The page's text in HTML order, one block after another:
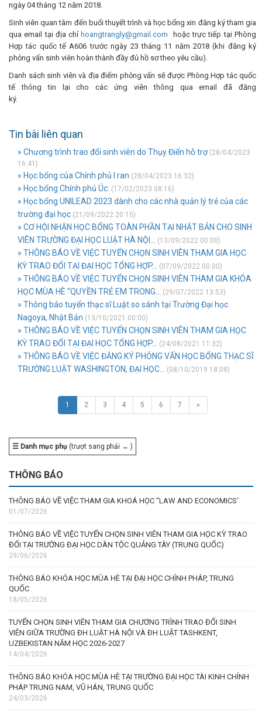
ngày 04 tháng 12 năm 2018.
Sinh viên quan tâm đến buổi thuyết trình và học bổng xin đăng ký tham gia
qua email tại địa chỉ hoangtrangly@gmail.com hoặc trực tiếp tại Phòng
Hợp tác quốc tế A606 trước ngày 23 tháng 11 năm 2018 (khi đăng ký
phỏng vấn sinh viên hoàn thành đầy đủ hồ sơ theo yêu cầu).
Danh sách sinh viên và địa điểm phỏng vấn sẽ được Phòng Hợp tác quốc
tế thông tin lại cho các ứng viên thông qua email đã đăng
ký.
Tin bài liên quan
» Chương trình trao đổi sinh viên do Thụy Điển hỗ trợ(28/04/2023
16:41)
» Học bổng của Chính phủ I ran (28/04/2023 16:32)
» Học bổng Chính phủ Úc: (17/02/2023 08:16)
» Học bổng UNILEAD 2023 dành cho các nhà quản lý trẻ của các
trường đại học (21/09/2022 20:15)
» CƠ HỘI NHẬN HỌC BỔNG TOÀN PHẦN TẠI NHẬT BẢN CHO SINH
VIÊN TRƯỜNG ĐẠI HỌC LUẬT HÀ NỘI...
(13/09/2022 00:00)
» THÔNG BÁO VỀ VIỆC TUYỂN CHỌN SINH VIÊN THAM GIA HỌC
KỲ TRAO ĐỔI TẠI ĐẠI HỌC TỔNG HỢP...
(07/09/2022 00:00)
» THÔNG BÁO VỀ VIỆC TUYỂN CHỌN SINH VIÊN THAM GIA KHÓA
HỌC MÙA HÈ “QUYỀN TRẺ EM TRONG...
(29/07/2022 13:53)
» Thông báo tuyển thạc sĩ Luật so sánh tại Trường Đại học
Nagoya, Nhật Bản (13/10/2021 00:00)
» THÔNG BÁO VỀ VIỆC TUYỂN CHỌN SINH VIÊN THAM GIA HỌC
KỲ TRAO ĐỔI TẠI ĐẠI HỌC TỔNG HỢP...
(24/08/2021 11:32)
» THÔNG BÁO VỀ VIỆC ĐĂNG KÝ PHỎNG VẤN HỌC BỔNG THẠC SĨ
TRƯỜNG LUẬT WASHINGTON, ĐẠI HỌC...
(08/10/2019 18:08)
1 2 3 4 5 6 7 »
☰ Danh mục phụ (trượt sang phải → )
THÔNG BÁO
THÔNG BÁO VỀ VIỆC THAM GIA KHOÁ HỌC “LAW AND ECONOMICS’
01/07/2026
THÔNG BÁO VỀ VIỆC TUYỂN CHỌN SINH VIÊN THAM GIA HỌC KỲ TRAO
ĐỔI TẠI TRƯỜNG ĐẠI HỌC DÂN TỘC QUẢNG TÂY (TRUNG QUỐC)
29/06/2026
THÔNG BÁO KHÓA HỌC MÙA HÈ TẠI ĐẠI HỌC CHÍNH PHÁP, TRUNG
QUỐC
18/05/2026
TUYỂN CHỌN SINH VIÊN THAM GIA CHƯƠNG TRÌNH TRAO ĐỔI SINH
VIÊN GIỮA TRƯỜNG ĐH LUẬT HÀ NỘI VÀ ĐH LUẬT TASHKENT,
UZBEKISTAN NĂM HỌC 2026-2027
14/04/2026
THÔNG BÁO KHÓA HỌC MÙA HÈ TẠI TRƯỜNG ĐẠI HỌC TÀI KINH CHÍNH
PHÁP TRUNG NAM, VŨ HÁN, TRUNG QUỐC
24/03/2026